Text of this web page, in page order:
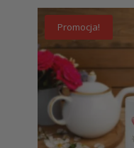
Promocja!